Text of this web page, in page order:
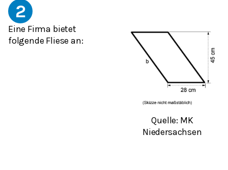
2
Eine Firma bietet
folgende Fliese an:
Quelle: MK
Niedersachsen